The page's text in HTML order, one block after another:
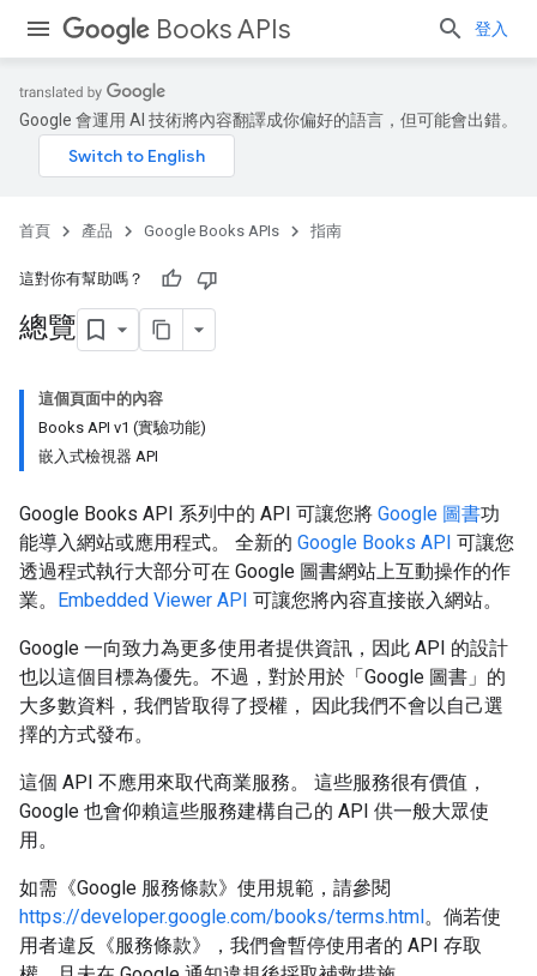
Books APIs 登入
Google 會運用 AI 技術將內容翻譯成你偏好的語言，但可能會出錯。
首頁 產品 Google Books APIs 指南
這對你有幫助嗎？
總覽
這個頁面中的內容
Books API v1 (實驗功能)
嵌入式檢視器 API
Google Books API 系列中的 API 可讓您將 Google 圖書功
能導入網站或應用程式。 全新的 Google Books API 可讓您
透過程式執行大部分可在 Google 圖書網站上互動操作的作
業。 Embedded Viewer API 可讓您將內容直接嵌入網站。
Google 一向致力為更多使用者提供資訊，因此 API 的設計
也以這個目標為優先。不過，對於用於「Google 圖書」的
大多數資料，我們皆取得了授權， 因此我們不會以自己選
擇的方式發布。
這個 API 不應用來取代商業服務。 這些服務很有價值，
Google 也會仰賴這些服務建構自己的 API 供一般大眾使
用。
如需《Google 服務條款》使用規範，請參閱
https://developer.google.com/books/terms.html。倘若使
用者違反《服務條款》，我們會暫停使用者的 API 存取